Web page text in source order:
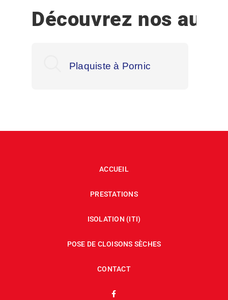
Découvrez nos
Plaquiste à Pornic
ACCUEIL
PRESTATIONS
ISOLATION (ITI)
POSE DE CLOISONS SÈCHES
CONTACT